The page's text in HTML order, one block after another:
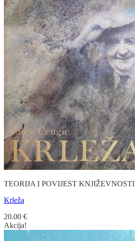
TEORIJA I POVIJEST KNJIŽEVNOSTI
Krleža
20.00 €
Akcija!